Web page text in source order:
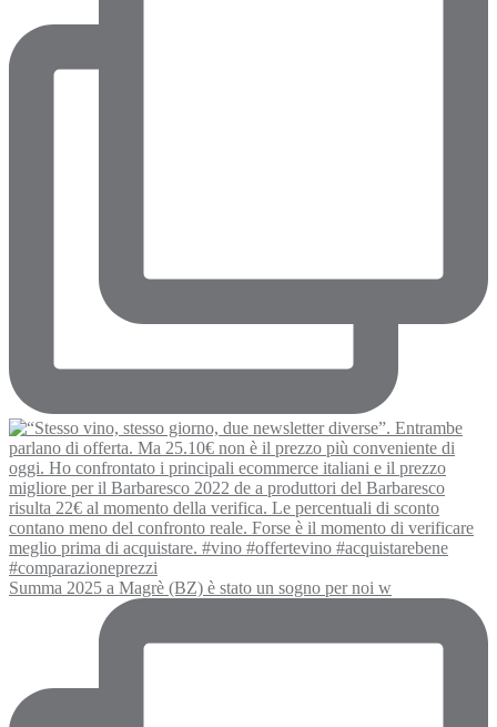
Summa 2025 a Magrè (BZ) è stato un sogno per noi w